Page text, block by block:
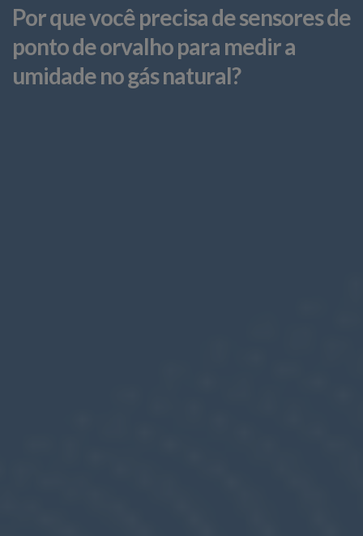
Por que você precisa de sensores de
ponto de orvalho para medir a
umidade no gás natural?